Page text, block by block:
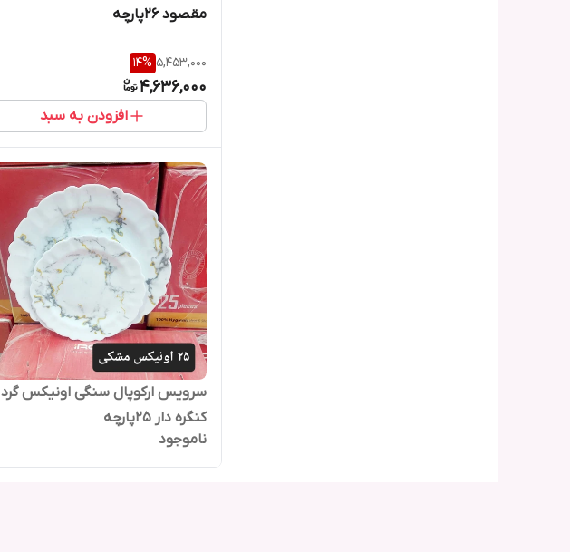
مقصود 26پارچه
5,453,000
14%
4,636,000
افزودن به سبد
سرویس ارکوپال سنگی اونیکس گرد
کنگره دار 25پارچه
ناموجود